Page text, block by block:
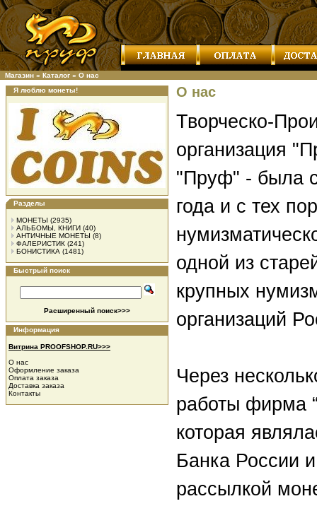
Магазин » Каталог » О нас
Я люблю монеты!
Разделы
МОНЕТЫ (2935)
АЛЬБОМЫ, КНИГИ (40)
АНТИЧНЫЕ МОНЕТЫ (8)
ФАЛЕРИСТИК (241)
БОНИСТИКА (1481)
Быстрый поиск
Расширенный поиск>>>
Информация
Витрина PROOFSHOP.RU>>>
О нас
Оформление заказа
Оплата заказа
Доставка заказа
Контакты
О нас
Творческо-
организация
"Пруф" - была
года и с тех
одной из
крупных
организаций
Через
работы фирма
которая
Банка России
рассылкой